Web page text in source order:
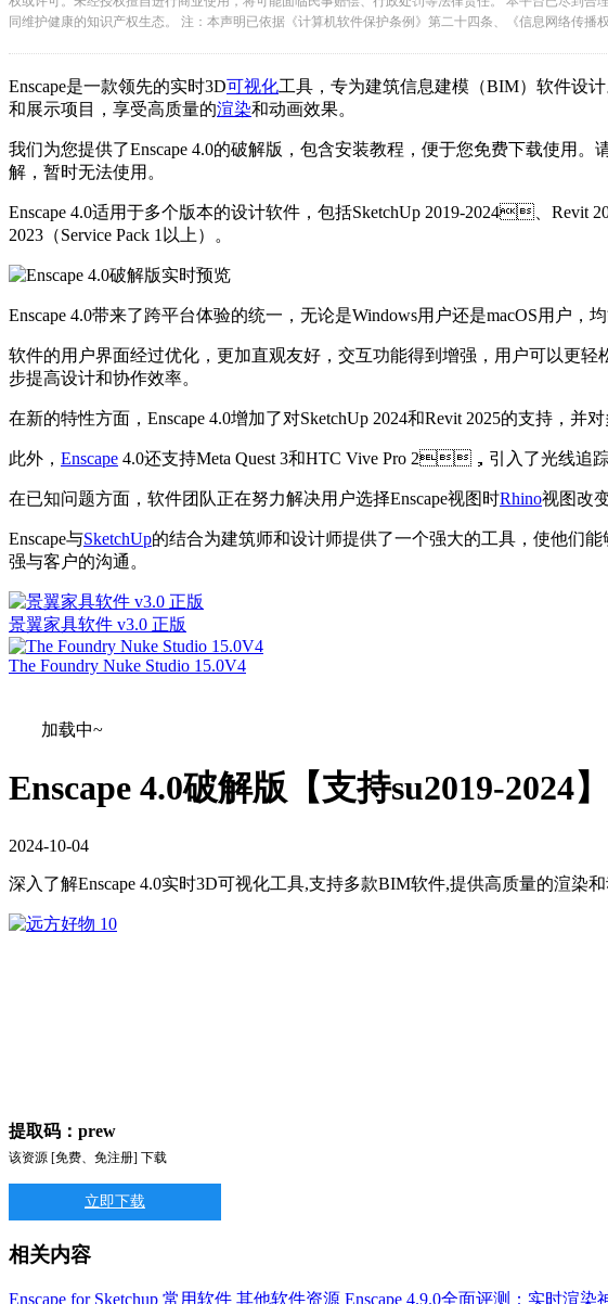
同维护健康的知识产权生态。 注：本声明已依据《计算机软件保护条例》第二十四条、《信息网络传播
Enscape是一款领先的实时3D可视化工具，专为建筑信息建模（BIM）软件
和展示项目，享受高质量的渲染和动画效果。
我们为您提供了Enscape 4.0的破解版，包含安装教程，便于您免费下载使用
解，暂时无法使用。
Enscape 4.0适用于多个版本的设计软件，包括SketchUp 2019-2024、
2023（Service Pack 1以上）。
Enscape 4.0带来了跨平台体验的统一，无论是Windows用户还是macOS用户，
软件的用户界面经过优化，更加直观友好，交互功能得到增强，用户可以更
步提高设计和协作效率。
在新的特性方面，Enscape 4.0增加了对SketchUp 2024和Revit 2025的支持，
此外， Enscape 4.0还支持Meta Quest 3和HTC Vive Pro 2，引入了光线追踪人造光
在已知问题方面，软件团队正在努力解决用户选择Enscape视图时Rhino视图改变
Enscape与SketchUp的结合为建筑师和设计师提供了一个强大的工具，使他们
强与客户的沟通。
景翼家具软件 v3.0 正版
The Foundry Nuke Studio 15.0V4
加载中~
Enscape 4.0破解版【支持su2019-2024
2024-10-04
深入了解Enscape 4.0实时3D可视化工具,支持多款BIM软件,提供高质量的渲染
提取码：prew
该资源 [免费、免注册] 下载
立即下载
相关内容
Enscape for Sketchup 常用软件 其他软件资源 Enscape 4.9.0全面评测：实时渲